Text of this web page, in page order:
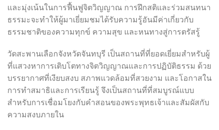
และมุ่งเน้นในการฟื้นฟูจิตวิญญาณ การฝึกสติและร่วมสนทนา
ธรรมะจะทำให้ผู้มาเยี่ยมชมได้รับความรู้อันมีค่าเกี่ยวกับ
ธรรมชาติของความทุกข์ ความสุข และหนทางสู่การตรัสรู้
วัดสะพานเลือกจังหวัดจันทบุรี เป็นสถานที่ที่ยอดเยี่ยมสำหรับผู้
ที่แสวงหาการเติบโตทางจิตวิญญาณและการปฏิบัติธรรม ด้วย
บรรยากาศที่เงียบสงบ สภาพแวดล้อมที่สวยงาม และโอกาสใน
การทำสมาธิและการเรียนรู้ จึงเป็นสถานที่ที่สมบูรณ์แบบ
สำหรับการเชื่อมโยงกับคำสอนของพระพุทธเจ้าและสัมผัสกับ
ความสงบภายใน